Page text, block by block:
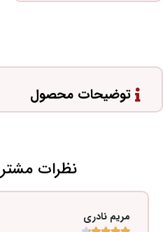
توضیحات محصول
نظرات
مریم نادری